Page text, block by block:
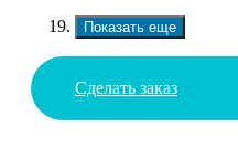
Показать еще
Сделать заказ